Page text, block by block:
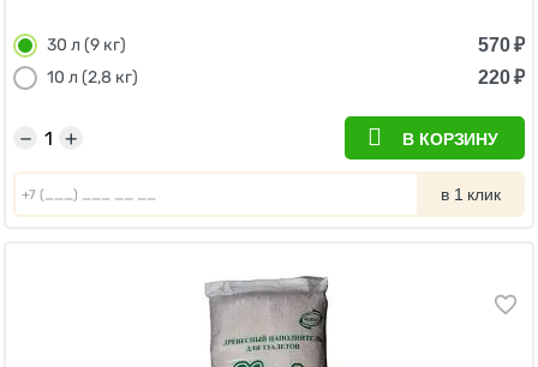
30 л (9 кг) 570₽
10 л (2,8 кг)
220₽
+
− В КОРЗИНУ
в 1 клик